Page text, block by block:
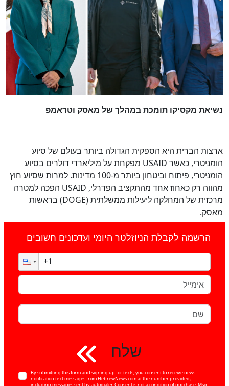
נשיאת מקסיקו תומכת במהלך של מאסק וטראמפ
ארצות הברית היא הספקית הגדולה ביותר בעולם של סיוע
הומניטרי, כאשר USAID מפקחת על מיליארדי דולרים בסיוע
הומניטרי, פיתוח וביטחון ביותר מ-100 מדינות. למרות שסיוע חוץ
מהווה רק כאחוז אחד מהתקציב הפדרלי, USAID הפכה למטרה
מרכזית של המחלקה ליעילות ממשלתית (DOGE) בראשות
מאסק.
הרשמה לקבלת הניוזלטר היומי ועדכונים חשובים
שלח
By submitting this form and signing up for texts, you consent to receive news
notification text messages from HebrewNews.com at the number provided,
including messages sent by autodialer. Consent is not a condition of purchase. Msg